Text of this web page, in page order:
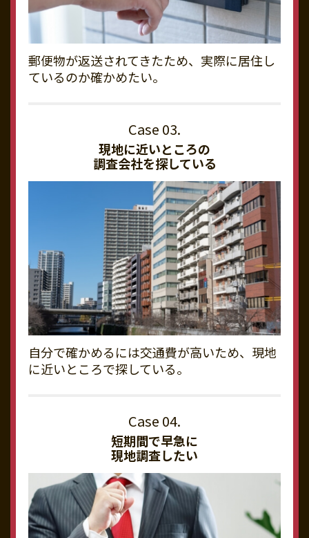
郵便物が返送されてきたため、実際に居住し
ているのか確かめたい。
現地に近いところの
調査会社を探している
自分で確かめるには交通費が高いため、現地
に近いところで探している。
短期間で早急に
現地調査したい